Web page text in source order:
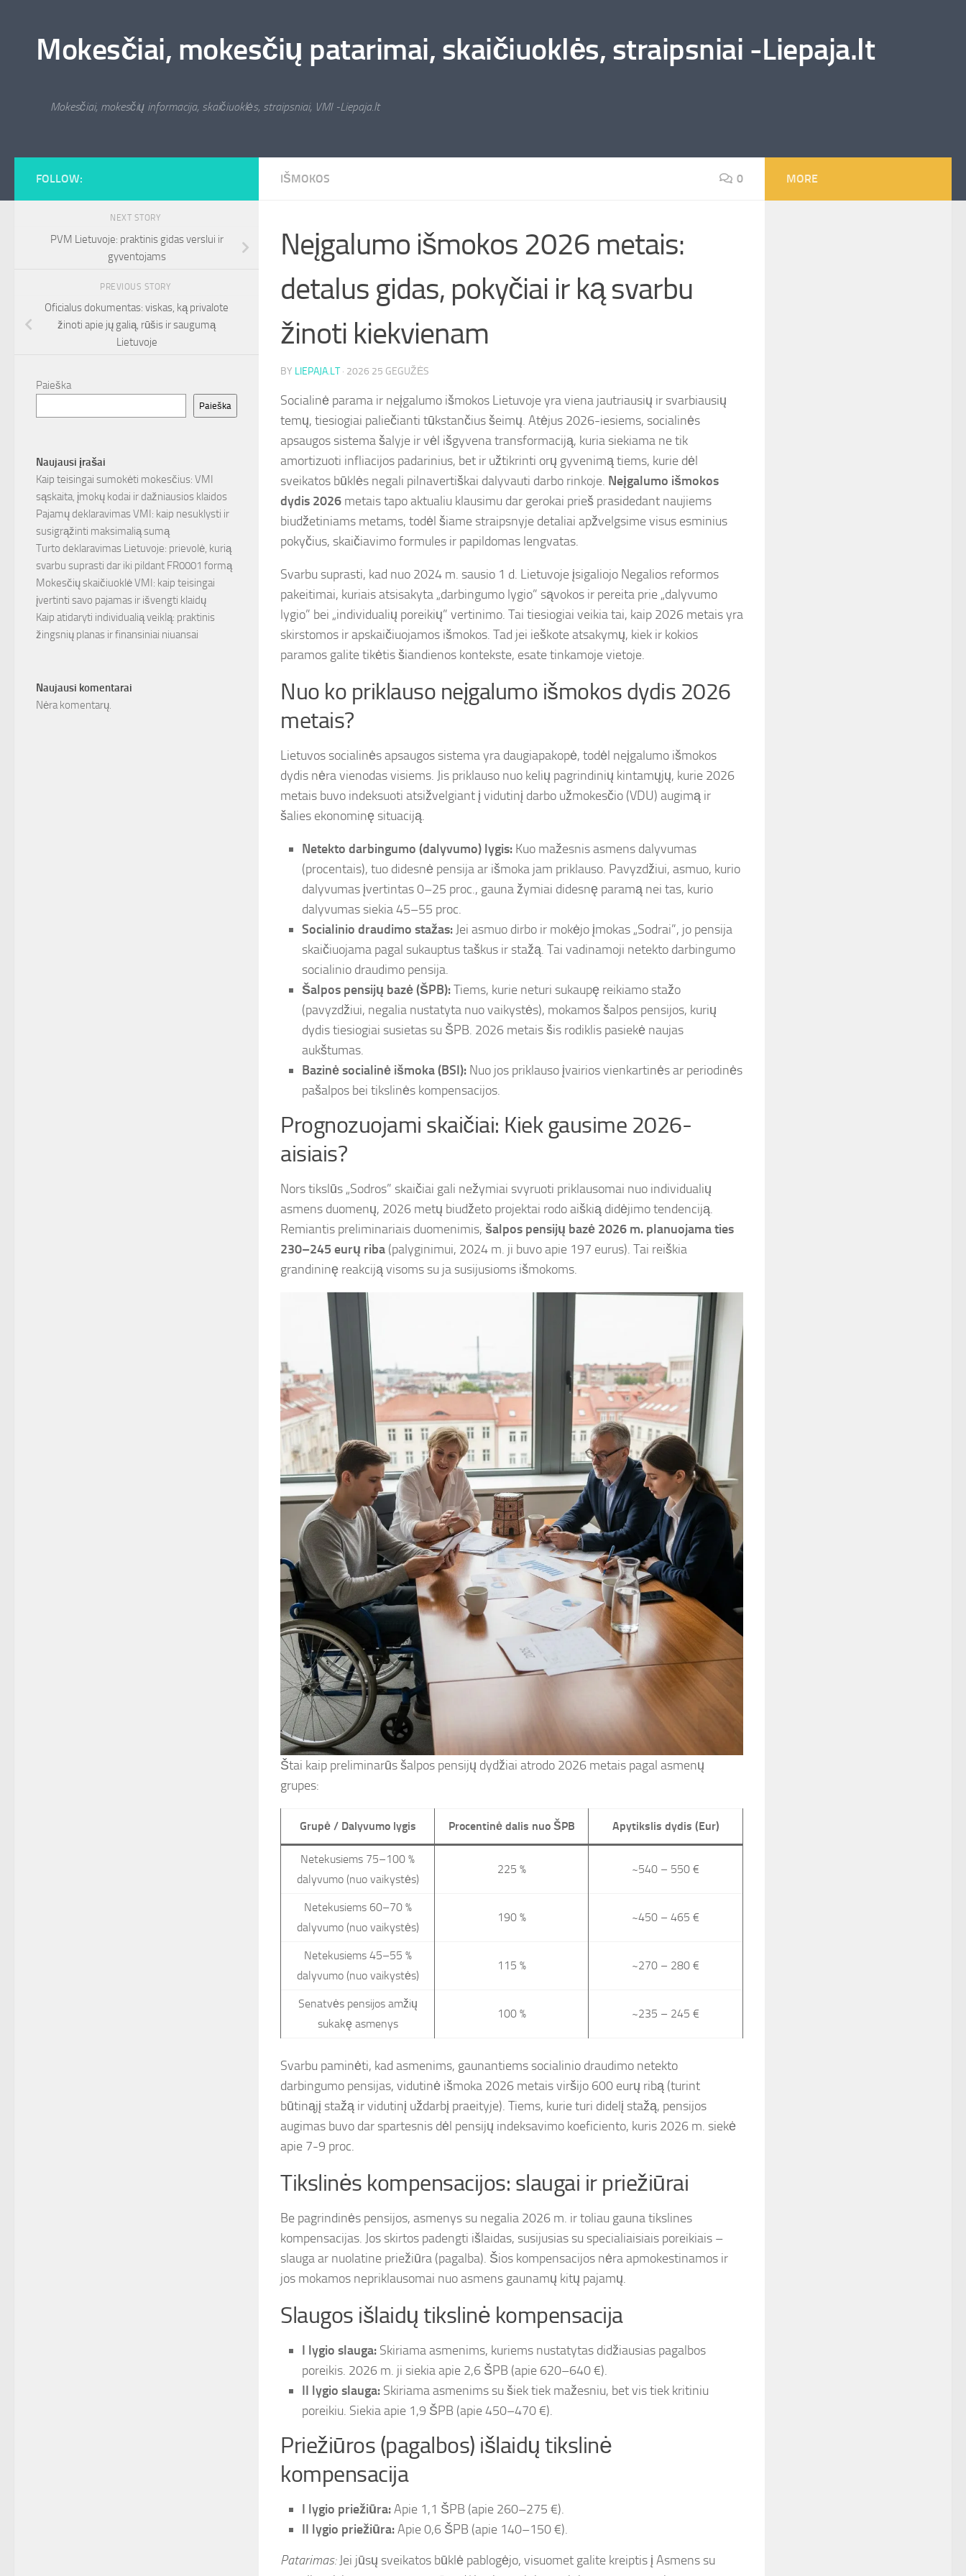
Mokesčiai, mokesčių patarimai, skaičiuoklės, straipsniai -Liepaja.lt
Mokesčiai, mokesčių informacija, skaičiuoklės, straipsniai, VMI -Liepaja.lt
IŠMOKOS 0
Neįgalumo išmokos 2026 metais:
detalus gidas, pokyčiai ir ką svarbu
žinoti kiekvienam
BY LIEPAJA.LT · 2026 25 GEGUŽĖS
Socialinė parama ir neįgalumo išmokos Lietuvoje yra viena jautriausių ir svarbiausių
temų, tiesiogiai paliečianti tūkstančius šeimų. Atėjus 2026-iesiems, socialinės
apsaugos sistema šalyje ir vėl išgyvena transformaciją, kuria siekiama ne tik
amortizuoti infliacijos padarinius, bet ir užtikrinti orų gyvenimą tiems, kurie dėl
sveikatos būklės negali pilnavertiškai dalyvauti darbo rinkoje. Neįgalumo išmokos
dydis 2026 metais tapo aktualiu klausimu dar gerokai prieš prasidedant naujiems
biudžetiniams metams, todėl šiame straipsnyje detaliai apžvelgsime visus esminius
pokyčius, skaičiavimo formules ir papildomas lengvatas.
Svarbu suprasti, kad nuo 2024 m. sausio 1 d. Lietuvoje įsigaliojo Negalios reformos
pakeitimai, kuriais atsisakyta „darbingumo lygio” sąvokos ir pereita prie „dalyvumo
lygio” bei „individualių poreikių” vertinimo. Tai tiesiogiai veikia tai, kaip 2026 metais yra
skirstomos ir apskaičiuojamos išmokos. Tad jei ieškote atsakymų, kiek ir kokios
paramos galite tikėtis šiandienos kontekste, esate tinkamoje vietoje.
Nuo ko priklauso neįgalumo išmokos dydis 2026
metais?
Lietuvos socialinės apsaugos sistema yra daugiapakopė, todėl neįgalumo išmokos
dydis nėra vienodas visiems. Jis priklauso nuo kelių pagrindinių kintamųjų, kurie 2026
metais buvo indeksuoti atsižvelgiant į vidutinį darbo užmokesčio (VDU) augimą ir
šalies ekonominę situaciją.
Netekto darbingumo (dalyvumo) lygis: Kuo mažesnis asmens dalyvumas
(procentais), tuo didesnė pensija ar išmoka jam priklauso. Pavyzdžiui, asmuo, kurio
dalyvumas įvertintas 0–25 proc., gauna žymiai didesnę paramą nei tas, kurio
dalyvumas siekia 45–55 proc.
Socialinio draudimo stažas: Jei asmuo dirbo ir mokėjo įmokas „Sodrai”, jo pensija
skaičiuojama pagal sukauptus taškus ir stažą. Tai vadinamoji netekto darbingumo
socialinio draudimo pensija.
Šalpos pensijų bazė (ŠPB):Tiems, kurie neturi sukaupę reikiamo stažo
(pavyzdžiui, negalia nustatyta nuo vaikystės), mokamos šalpos pensijos, kurių
dydis tiesiogiai susietas su ŠPB. 2026 metais šis rodiklis pasiekė naujas
aukštumas.
Bazinė socialinė išmoka (BSI): Nuo jos priklauso įvairios vienkartinės ar periodinės
pašalpos bei tikslinės kompensacijos.
Prognozuojami skaičiai: Kiek gausime 2026-
aisiais?
Nors tikslūs „Sodros” skaičiai gali nežymiai svyruoti priklausomai nuo individualių
asmens duomenų, 2026 metų biudžeto projektai rodo aiškią didėjimo tendenciją.
Remiantis preliminariais duomenimis, šalpos pensijų bazė 2026 m. planuojama ties
230–245 eurų riba (palyginimui, 2024 m. ji buvo apie 197 eurus). Tai reiškia
grandininę reakciją visoms su ja susijusioms išmokoms.
Štai kaip preliminarūs šalpos pensijų dydžiai atrodo 2026 metais pagal asmenų
grupes:
Grupė / Dalyvumo lygis Procentinė dalis nuo ŠPB Apytikslis dydis (Eur)
Netekusiems 75–100 %
dalyvumo (nuo vaikystės)
225 % ~540 – 550 €
Netekusiems 60–70 %
dalyvumo (nuo vaikystės)
190 % ~450 – 465 €
Netekusiems 45–55 %
dalyvumo (nuo vaikystės)
115 % ~270 – 280 €
Senatvės pensijos amžių
sukakę asmenys
100 % ~235 – 245 €
Svarbu paminėti, kad asmenims, gaunantiems socialinio draudimo netekto
darbingumo pensijas, vidutinė išmoka 2026 metais viršijo 600 eurų ribą (turint
būtinąjį stažą ir vidutinį uždarbį praeityje). Tiems, kurie turi didelį stažą, pensijos
augimas buvo dar spartesnis dėl pensijų indeksavimo koeficiento, kuris 2026 m. siekė
apie 7-9 proc.
Tikslinės kompensacijos: slaugai ir priežiūrai
Be pagrindinės pensijos, asmenys su negalia 2026 m. ir toliau gauna tikslines
kompensacijas. Jos skirtos padengti išlaidas, susijusias su specialiaisiais poreikiais –
slauga ar nuolatine priežiūra (pagalba). Šios kompensacijos nėra apmokestinamos ir
jos mokamos nepriklausomai nuo asmens gaunamų kitų pajamų.
Slaugos išlaidų tikslinė kompensacija
I lygio slauga: Skiriama asmenims, kuriems nustatytas didžiausias pagalbos
poreikis. 2026 m. ji siekia apie 2,6 ŠPB (apie 620–640 €).
II lygio slauga: Skiriama asmenims su šiek tiek mažesniu, bet vis tiek kritiniu
poreikiu. Siekia apie 1,9 ŠPB (apie 450–470 €).
Priežiūros (pagalbos) išlaidų tikslinė
kompensacija
I lygio priežiūra:Apie 1,1 ŠPB (apie 260–275 €).
II lygio priežiūra:Apie 0,6 ŠPB (apie 140–150 €).
Patarimas:Jei jūsų sveikatos būklė pablogėjo, visuomet galite kreiptis į Asmens su
FOLLOW:
NEXT STORY
PVM Lietuvoje: praktinis gidas verslui ir
gyventojams
PREVIOUS STORY
Oficialus dokumentas: viskas, ką privalote
žinoti apie jų galią, rūšis ir saugumą
Lietuvoje
Paieška
Paieška
Naujausi įrašai
Kaip teisingai sumokėti mokesčius: VMI
sąskaita, įmokų kodai ir dažniausios klaidos
Pajamų deklaravimas VMI: kaip nesuklysti ir
susigrąžinti maksimalią sumą
Turto deklaravimas Lietuvoje: prievolė, kurią
svarbu suprasti dar iki pildant FR0001 formą
Mokesčių skaičiuoklė VMI: kaip teisingai
įvertinti savo pajamas ir išvengti klaidų
Kaip atidaryti individualią veiklą: praktinis
žingsnių planas ir finansiniai niuansai
Naujausi komentarai
Nėra komentarų.
MORE